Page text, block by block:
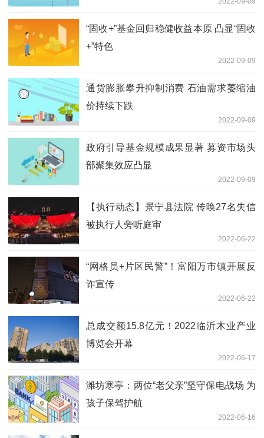
“固收+”基金回归稳健收益本原 凸显“固收
+”特色
2022-09-09
通货膨胀攀升抑制消费 石油需求萎缩油
价持续下跌
2022-09-09
政府引导基金规模成果显著 募资市场头
部聚集效应凸显
2022-09-09
【执行动态】景宁县法院 传唤27名失信
被执行人旁听庭审
2022-06-22
“网格员+片区民警”！富阳万市镇开展反
诈宣传
2022-06-22
总成交额15.8亿元！2022临沂木业产业
博览会开幕
2022-06-17
潍坊寒亭：两位“老父亲”坚守保电战场 为
孩子保驾护航
2022-06-16